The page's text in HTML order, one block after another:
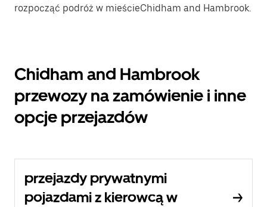
rozpocząć podróż w mieścieChidham and Hambrook.
Chidham and Hambrook
przewozy na zamówienie i inne
opcje przejazdów
przejazdy prywatnymi
pojazdami z kierowcą w